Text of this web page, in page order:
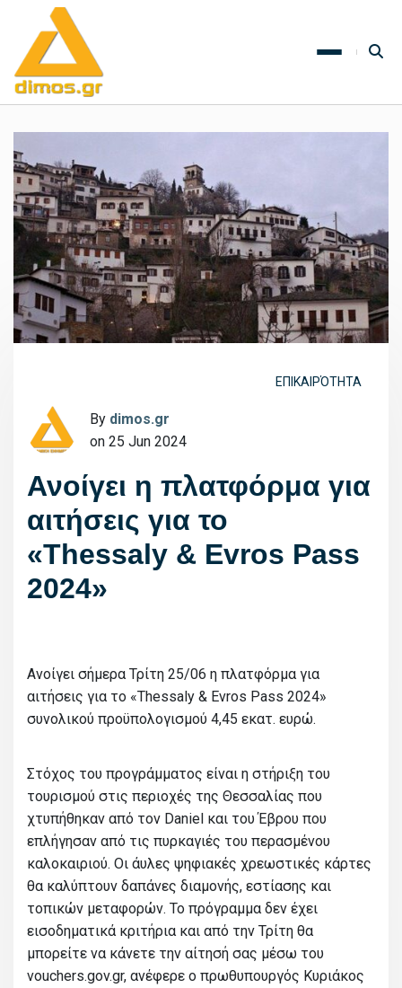
ΕΠΙΚΑΙΡΌΤΗΤΑ
By dimos.gr
on 25 Jun 2024
Ανοίγει η πλατφόρμα για
αιτήσεις για το
«Thessaly & Evros Pass
2024»
Ανοίγει σήμερα Τρίτη 25/06 η πλατφόρμα για
αιτήσεις για το «Thessaly & Evros Pass 2024»
συνολικού προϋπολογισμού 4,45 εκατ. ευρώ.
Στόχος του προγράμματος είναι η στήριξη του
τουρισμού στις περιοχές της Θεσσαλίας που
χτυπήθηκαν από τον Daniel και του Έβρου που
επλήγησαν από τις πυρκαγιές του περασμένου
καλοκαιριού. Οι άυλες ψηφιακές χρεωστικές κάρτες
θα καλύπτουν δαπάνες διαμονής, εστίασης και
τοπικών μεταφορών. Το πρόγραμμα δεν έχει
εισοδηματικά κριτήρια και από την Τρίτη θα
μπορείτε να κάνετε την αίτησή σας μέσω του
vouchers.gov.gr, ανέφερε ο πρωθυπουργός Κυριάκος